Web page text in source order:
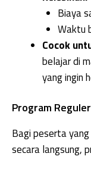
Biaya
Waktu
Cocok
belajar di
yang ingin
Program
Bagi peserta
secara langsung,